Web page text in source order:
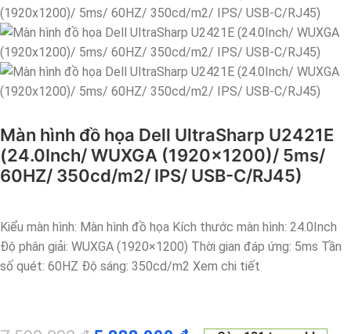
Màn hình đồ họa Dell UltraSharp U2421E
(24.0Inch/ WUXGA (1920×1200)/ 5ms/
60HZ/ 350cd/m2/ IPS/ USB-C/RJ45)
Kiểu màn hình: Màn hình đồ họa Kích thước màn hình: 24.0Inch
Độ phân giải: WUXGA (1920×1200) Thời gian đáp ứng: 5ms Tần
số quét: 60HZ Độ sáng: 350cd/m2 Xem chi tiết